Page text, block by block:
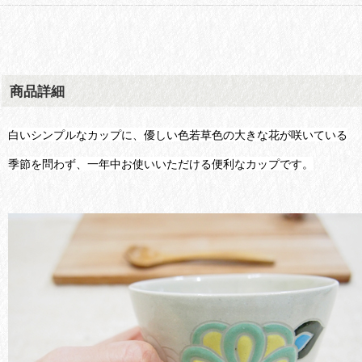
商品詳細
白いシンプルなカップに、優しい色若草色の大きな花が咲いている
季節を問わず、一年中お使いいただける便利なカップです。